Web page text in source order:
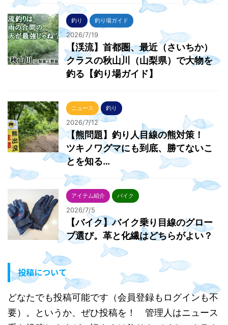
釣り 釣り場ガイド
2026/7/19
【渓流】首都圏、最近（さいちか）
クラスの秋山川（山梨県）で大物を
釣る【釣り場ガイド】
ニュース 釣り
2026/7/12
【熊問題】釣り人目線の熊対策！
ツキノワグマにも到底、勝てないこ
とを知る…
アイテム紹介 バイク
2026/7/5
【バイク】バイク乗り目線のグロー
ブ選び。革と化繊はどちらがよい？
投稿について
どなたでも投稿可能です（会員登録もログインも不
要）。というか、ぜひ投稿を！ 管理人はニュース